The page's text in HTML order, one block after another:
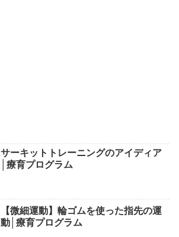
サーキットトレーニングのアイディア
│療育プログラム
【微細運動】輪ゴムを使った指先の運
動│療育プログラム